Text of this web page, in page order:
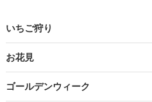
いちご狩り
お花見
ゴールデンウィーク